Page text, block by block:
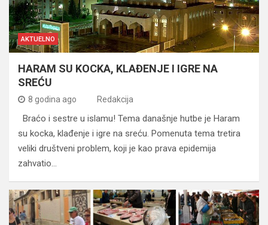
AKTUELNO
HARAM SU KOCKA, KLAĐENJE I IGRE NA
SREĆU
8 godina ago Redakcija
Braćo i sestre u islamu! Tema današnje hutbe je Haram
su kocka, klađenje i igre na sreću. Pomenuta tema tretira
veliki društveni problem, koji je kao prava epidemija
zahvatio…